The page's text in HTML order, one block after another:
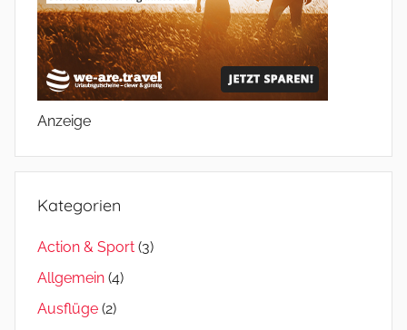
Anzeige
Kategorien
Action & Sport (3)
Allgemein (4)
Ausflüge (2)